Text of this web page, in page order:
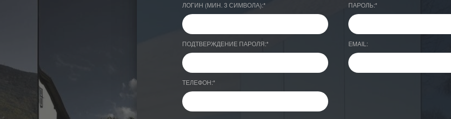
ЛОГИН (МИН. 3 СИМВОЛА):* ПАРОЛЬ:*
ПОДТВЕРЖДЕНИЕ ПАРОЛЯ:* EMAIL:
ТЕЛЕФОН:*